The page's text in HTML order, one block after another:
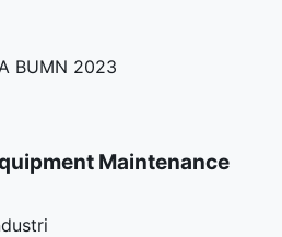
BUMN 2023
Maintenance